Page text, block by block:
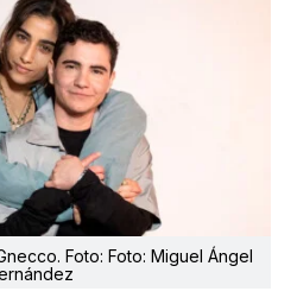
Foto: Foto: Miguel Ángel